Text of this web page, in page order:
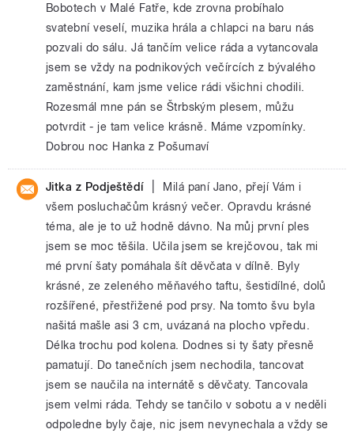
Bobotech v Malé Fatře, kde zrovna probíhalo
svatební veselí, muzika hrála a chlapci na baru nás
pozvali do sálu. Já tančím velice ráda a vytancovala
jsem se vždy na podnikových večírcích z bývalého
zaměstnání, kam jsme velice rádi všichni chodili.
Rozesmál mne pán se Štrbským plesem, můžu
potvrdit - je tam velice krásně. Máme vzpomínky.
Dobrou noc Hanka z Pošumaví
Jitka z Podještědí
Milá paní Jano, přejí Vám i
všem posluchačům krásný večer. Opravdu krásné
téma, ale je to už hodně dávno. Na můj první ples
jsem se moc těšila. Učila jsem se krejčovou, tak mi
mé první šaty pomáhala šít děvčata v dílně. Byly
krásné, ze zeleného měňavého taftu, šestidílné, dolů
rozšířené, přestřižené pod prsy. Na tomto švu byla
našitá mašle asi 3 cm, uvázaná na plocho vpředu.
Délka trochu pod kolena. Dodnes si ty šaty přesně
pamatují. Do tanečních jsem nechodila, tancovat
jsem se naučila na internátě s děvčaty. Tancovala
jsem velmi ráda. Tehdy se tančilo v sobotu a v neděli
odpoledne byly čaje, nic jsem nevynechala a vždy se